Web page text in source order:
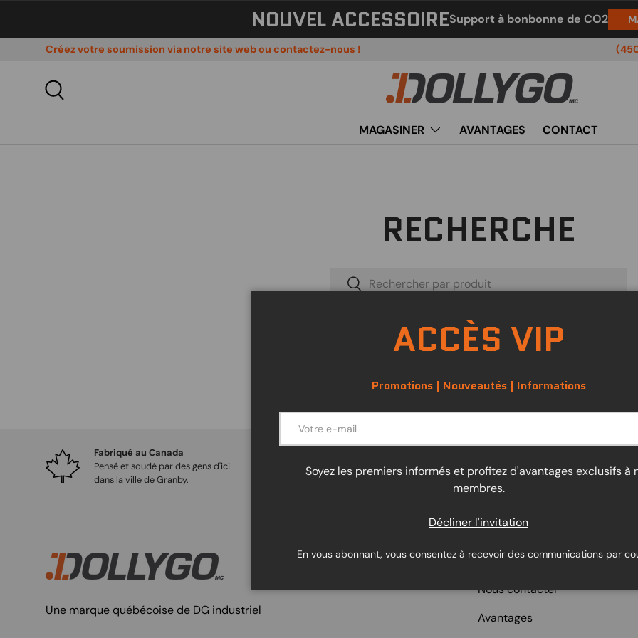
NOUVEL ACCESSOIRESupport à bonbonne de CO2
Créez votre soumission via notre site web ou contactez-nous !
MAGASINER AVANTAGES CONTACT
RECHERCHE
Recherche
Rechercher
ACCÈS VIP
Promotions | Nouveautés | Informations
Soyez les premiers informés et profitez d'avantages exclusifs à
membres.
Décliner l'invitation
En vous abonnant, vous consentez à recevoir des communications par
Fabriqué au Canada
Pensé et soudé par des gens d'ici
dans la ville de Granby.
Extensions, supports et options sur
demande.
Un vrai suivi, adapté à
Une marque québécoise de DG industriel
AIDE
Nous contacter
Avantages